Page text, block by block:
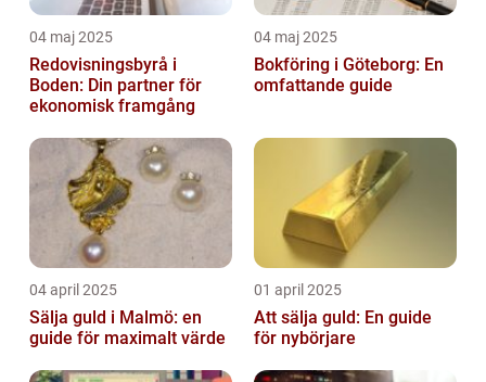
04 maj 2025
Redovisningsbyrå i
Boden: Din partner för
ekonomisk framgång
04 maj 2025
Bokföring i Göteborg: En
omfattande guide
04 april 2025
Sälja guld i Malmö: en
guide för maximalt värde
01 april 2025
Att sälja guld: En guide
för nybörjare